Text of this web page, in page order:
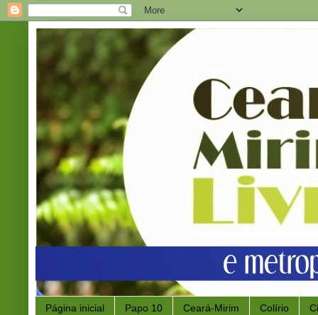
Página inicial Papo 10 Ceará-Mirim Colírio